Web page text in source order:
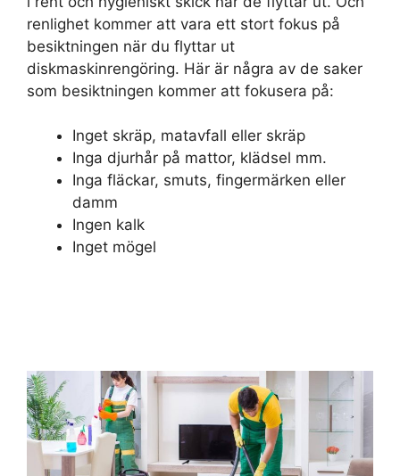
renlighet kommer att vara ett stort fokus på
besiktningen när du flyttar ut
diskmaskinrengöring. Här är några av de saker
som besiktningen kommer att fokusera på:
Inget skräp, matavfall eller skräp
Inga djurhår på mattor, klädsel mm.
Inga fläckar, smuts, fingermärken eller
damm
Ingen kalk
Inget mögel